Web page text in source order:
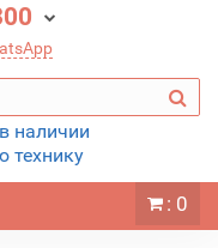
наличии
технику
: 0